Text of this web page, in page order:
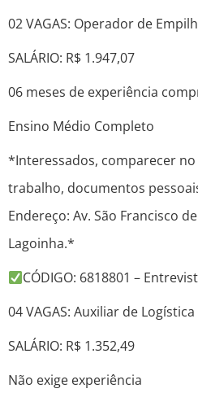
02 VAGAS: Operador de
SALÁRIO: R$ 1.947,07
06 meses de experiência
Ensino Médio Completo
*Interessados, comparecer no
trabalho, documentos
Endereço: Av. São Francisco
Lagoinha.*
CÓDIGO: 6818801 –
04 VAGAS: Auxiliar de Logística
SALÁRIO: R$ 1.352,49
Não exige experiência